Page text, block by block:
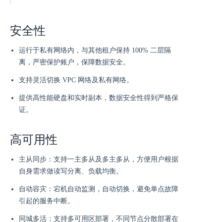
安全性
运行于私有网络内，与其他租户保持 100% 二层隔
离，严密保护账户，保障数据安全。
支持灵活切换 VPC 网络及私有网络。
提供高性能硬盘和实时副本，数据安全性得到严格保
证。
高可用性
主从同步：支持一主多从及多主多从，方便用户根据
自身需求做读写分离、负载均衡。
自动容灾：宕机自动监测，自动切换，避免单点故障
引起的服务中断。
同城多活：支持多可用区部署，不同节点分散部署在